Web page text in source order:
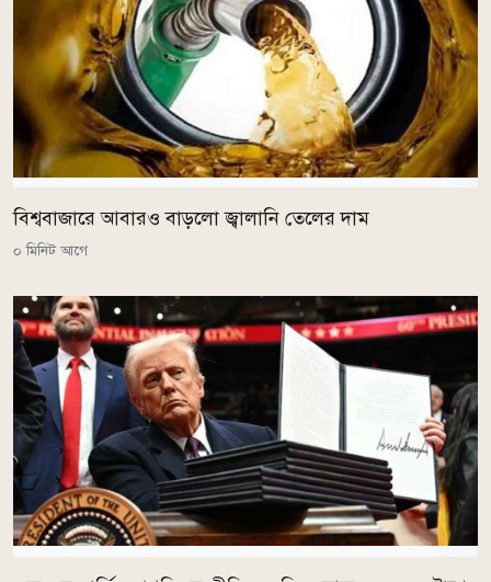
বিশ্ববাজারে আবারও বাড়লো জ্বালানি তেলের দাম
০ মিনিট আগে